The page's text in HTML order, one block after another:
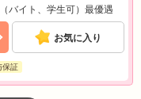
バイト、学生可）最優遇
お気に入り
保証